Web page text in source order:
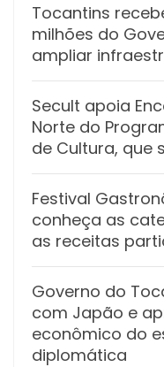
Tocantins
milhões do
ampliar
Secult apoia
Norte do
de Cultura, que
Festival
conheça as
as receitas
Governo do
com Japão e
econômico do
diplomática